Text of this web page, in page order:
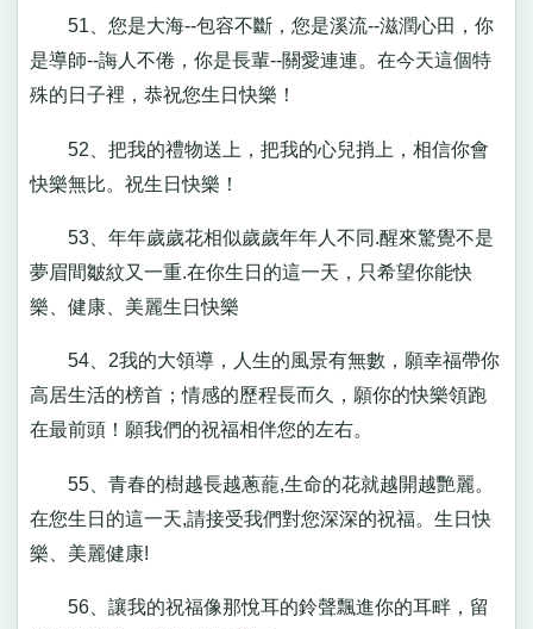
51、您是大海--包容不斷，您是溪流--滋潤心田，你
是導師--誨人不倦，你是長輩--關愛連連。在今天這個特
殊的日子裡，恭祝您生日快樂！
52、把我的禮物送上，把我的心兒捎上，相信你會
快樂無比。祝生日快樂！
53、年年歲歲花相似歲歲年年人不同.醒來驚覺不是
夢眉間皺紋又一重.在你生日的這一天，只希望你能快
樂、健康、美麗生日快樂
54、2我的大領導，人生的風景有無數，願幸福帶你
高居生活的榜首；情感的歷程長而久，願你的快樂領跑
在最前頭！願我們的祝福相伴您的左右。
55、青春的樹越長越蔥蘢,生命的花就越開越艷麗。
在您生日的這一天,請接受我們對您深深的祝福。生日快
樂、美麗健康!
56、讓我的祝福像那悅耳的鈴聲飄進你的耳畔，留